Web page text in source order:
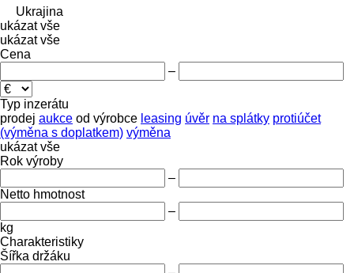
Ukrajina
ukázat vše
ukázat vše
Cena
–
Typ inzerátu
prodej aukce od výrobce leasing úvěr na splátky protiúčet
(výměna s doplatkem) výměna
ukázat vše
Rok výroby
–
Netto hmotnost
–
kg
Charakteristiky
Šířka držáku